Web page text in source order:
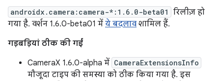
androidx.camera:camera-*:1.6.0-beta01
रिलीज़ हो
गया है. वर्शन 1.6.0-beta01 में ये बदलाव शामिल हैं.
गड़बड़ियां ठीक की गईं
CameraX 1.6.0-alpha में CameraExtensionsInfo
मौजूदा टाइप की समस्या को ठीक किया गया है. इस